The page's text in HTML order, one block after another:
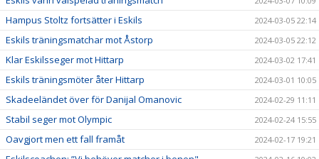
Hampus Stoltz fortsätter i Eskils 2024-03-05 22:14
Eskils träningsmatchar mot Åstorp 2024-03-05 22:12
Klar Eskilsseger mot Hittarp 2024-03-02 17:41
Eskils träningsmöter åter Hittarp 2024-03-01 10:05
Skadeeländet över för Danijal Omanovic 2024-02-29 11:11
Stabil seger mot Olympic 2024-02-24 15:55
Oavgjort men ett fall framåt 2024-02-17 19:21